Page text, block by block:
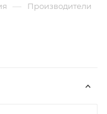
— Производители